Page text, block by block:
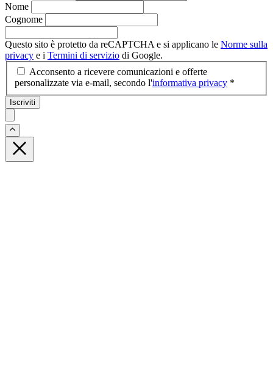
Nome
Cognome
Questo sito è protetto da reCAPTCHA e si applicano le Norme sulla
privacy e i Termini di servizio di Google.
Acconsento a ricevere comunicazioni e offerte
personalizzate via e-mail, secondo l'informativa privacy *
Iscriviti